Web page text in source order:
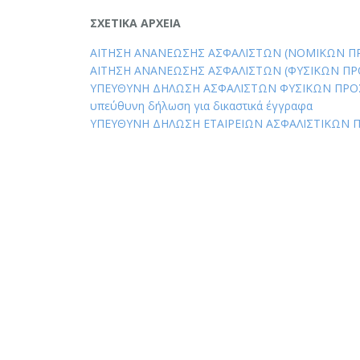
ΣΧΕΤΙΚΑ ΑΡΧΕΙΑ
ΑΙΤΗΣΗ ΑΝΑΝΕΩΣΗΣ ΑΣΦΑΛΙΣΤΩΝ (ΝΟΜΙΚΩΝ
ΑΙΤΗΣΗ ΑΝΑΝΕΩΣΗΣ ΑΣΦΑΛΙΣΤΩΝ (ΦΥΣΙΚΩΝ
ΥΠΕΥΘΥΝΗ ΔΗΛΩΣΗ ΑΣΦΑΛΙΣΤΩΝ ΦΥΣΙΚΩΝ
υπεύθυνη δήλωση για δικαστικά έγγραφα
ΥΠΕΥΘΥΝΗ ΔΗΛΩΣΗ ΕΤΑΙΡΕΙΩΝ ΑΣΦΑΛΙΣΤΙΚΩΝ